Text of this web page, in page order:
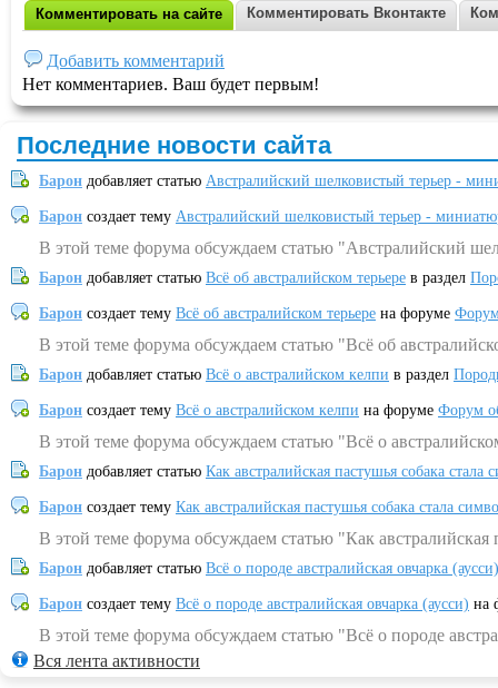
Комментировать на сайте Комментировать Вконтакте
Добавить комментарий
Нет комментариев. Ваш будет первым!
Последние новости сайта
Барон добавляет статью Австралийский шелковистый терьер -
Барон создает тему Австралийский шелковистый терьер -
В этой теме форума обсуждаем статью "Австралийский
Барон добавляет статью Всё об австралийском терьере в раздел
Барон создает тему Всё об австралийском терьере на форуме
В этой теме форума обсуждаем статью "Всё об
Барон добавляет статью Всё о австралийском келпи в раздел
Барон создает тему Всё о австралийском келпи на форуме Форум
В этой теме форума обсуждаем статью "Всё о
Барон добавляет статью Как австралийская пастушья собака
Барон создает тему Как австралийская пастушья собака стала
В этой теме форума обсуждаем статью "Как
Барон добавляет статью Всё о породе австралийская овчарка (аусси)
Барон создает тему Всё о породе австралийская овчарка (аусси) на
В этой теме форума обсуждаем статью "Всё о породе
Вся лента активности